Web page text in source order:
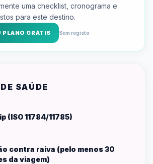
uma checklist, cronograma e
para este destino.
PLANO GRÁTIS Sem registo
SAÚDE
(ISO 11784/11785)
contra raiva (pelo menos 30
da viagem)